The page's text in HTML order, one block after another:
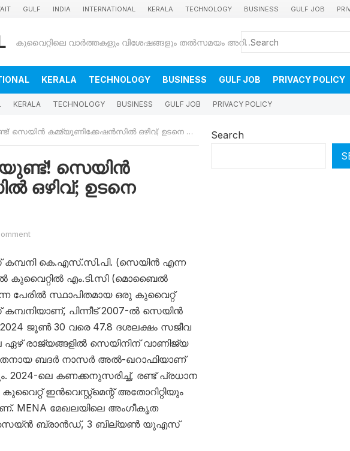
GULF INDIA INTERNATIONAL KERALA TECHNOLOGY BUSINESS GULF JOB
കുവൈറ്റിലെ വാർത്തകളും വിശേഷങ്ങളും തൽസമയം അറിയാൻ
KERALA TECHNOLOGY BUSINESS GULF JOB PRIVACY POLICY
KERALA TECHNOLOGY BUSINESS GULF JOB PRIVACY POLICY
കമ്മ്യൂണിക്കേഷൻസിൽ ഒഴിവ്; ഉടനെ അപേക്ഷിക്കാം
സെയിൻ
ഒഴിവ്; ഉടനെ
കെ.എസ്.സി.പി. (സെയിൻ എന്ന
ൽ കുവൈറ്റിൽ എം.ടി.സി (മൊബൈൽ
പേരിൽ സ്ഥാപിതമായ ഒരു കുവൈറ്റ്
പിന്നീട് 2007-ൽ സെയിൻ
ജൂൺ 30 വരെ 47.8 ദശലക്ഷം സജീവ
ഏഴ് രാജ്യങ്ങളിൽ സെയിനിന് വാണിജ്യ
ബദർ നാസർ അൽ-ഖറാഫിയാണ്
ലെ കണക്കനുസരിച്ച്, രണ്ട് പ്രധാന
ഇൻവെസ്റ്റ്‌മെന്റ് അതോറിറ്റിയും
MENA മേഖലയിലെ അംഗീകൃത
സെയ്ൻ ബ്രാൻഡ്, 3 ബില്യൺ യുഎസ്
Search